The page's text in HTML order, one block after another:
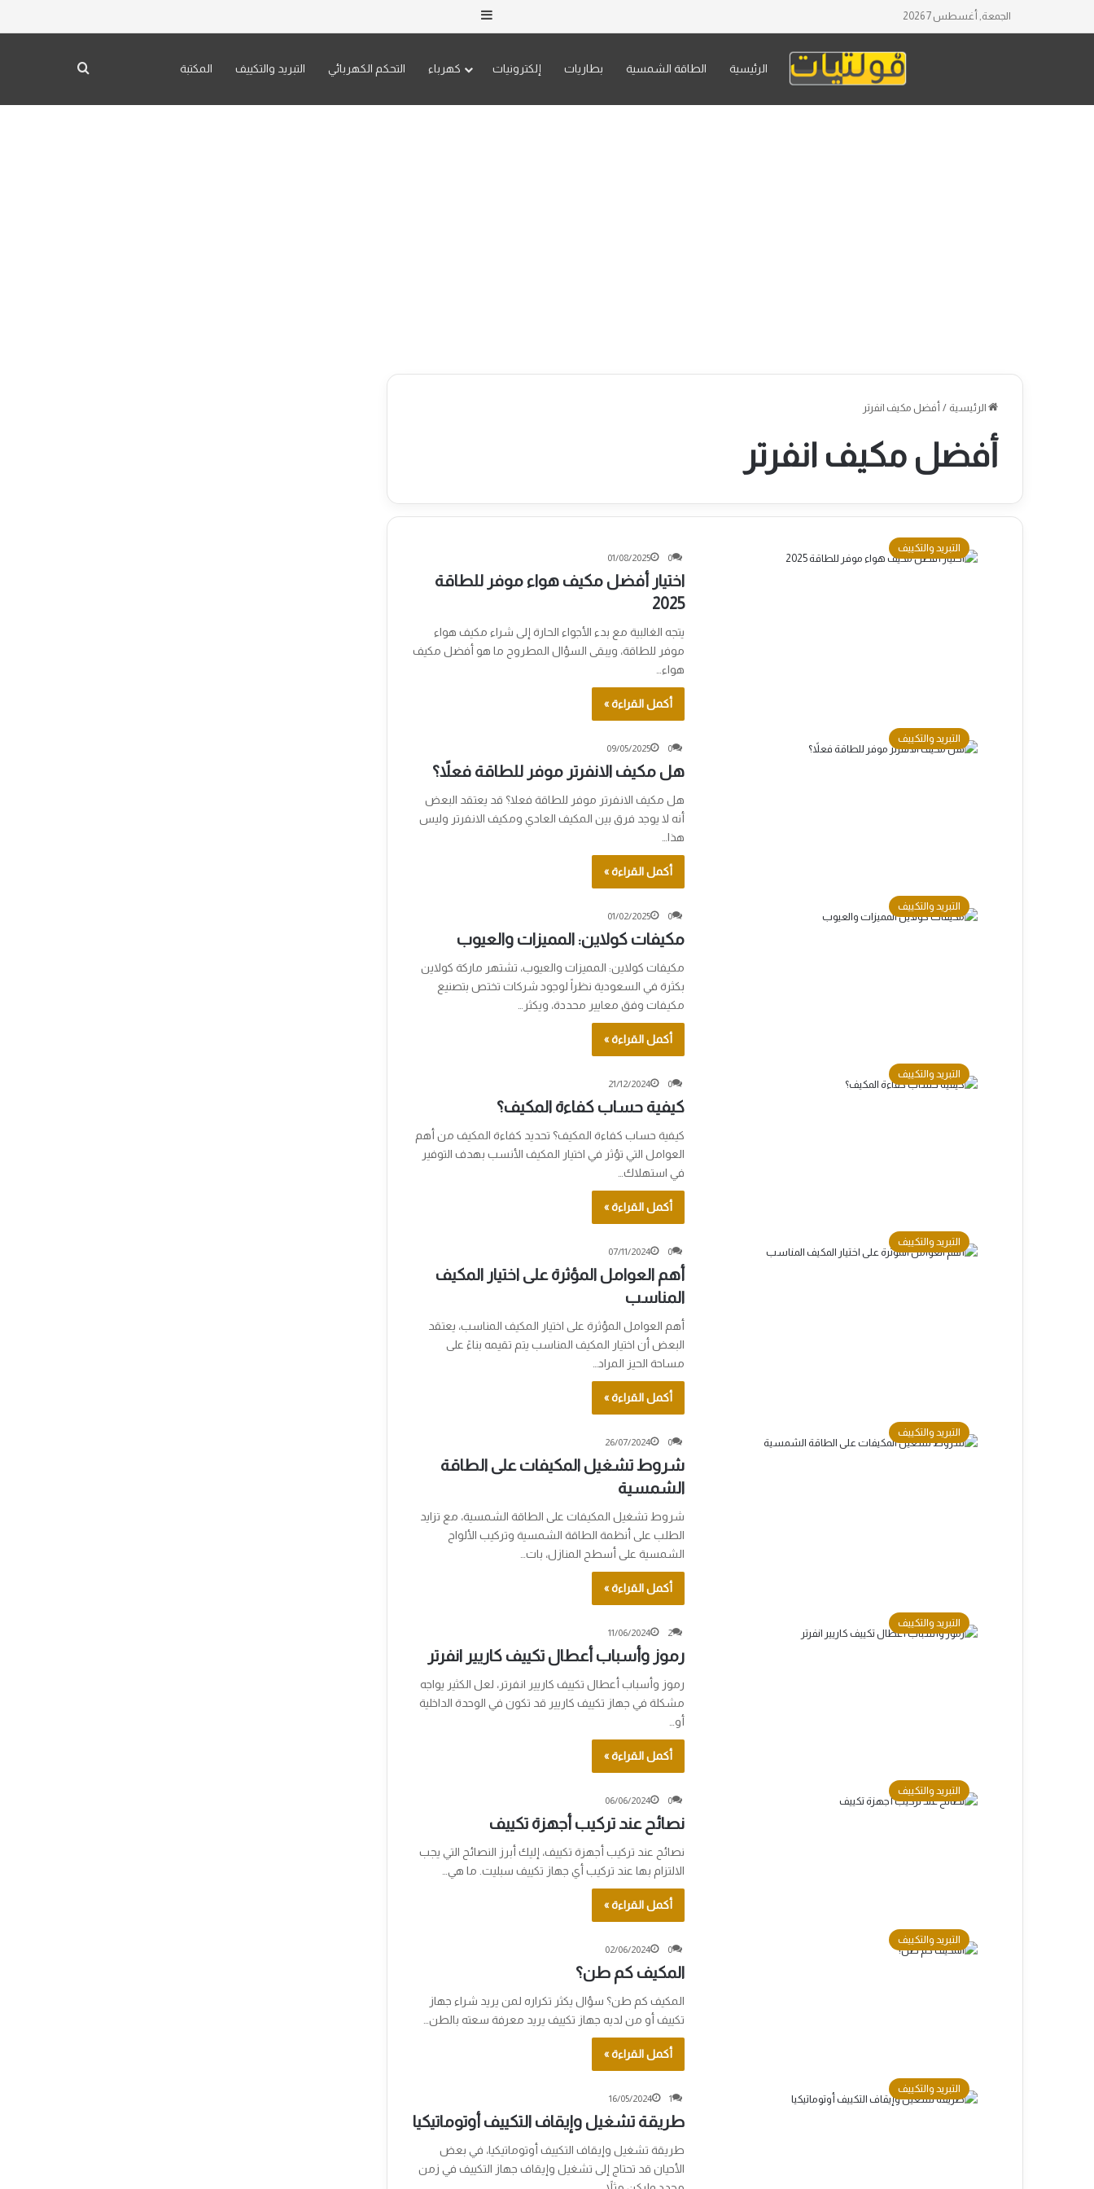
الجمعة, أغسطس 7 2026
الرئيسية الطاقة الشمسية بطاريات إلكترونيات كهرباء التحكم الكهربائي التبريد والتكييف المكتبة
الرئيسية / أفضل مكيف انفرتر
أفضل مكيف انفرتر
التبريد والتكييف
01/08/2025 0
اختيار أفضل مكيف هواء موفر للطاقة
2025
يتجه الغالبية مع بدء الأجواء الحارة إلى شراء مكيف هواء
موفر للطاقة، ويبقى السؤال المطروح ما هو أفضل مكيف
هواء…
أكمل القراءة »
التبريد والتكييف
09/05/2025 0
هل مكيف الانفرتر موفر للطاقة فعلاً؟
هل مكيف الانفرتر موفر للطاقة فعلا؟ قد يعتقد البعض
أنه لا يوجد فرق بين المكيف العادي ومكيف الانفرتر وليس
هذا…
أكمل القراءة »
التبريد والتكييف
01/02/2025 0
مكيفات كولاين: المميزات والعيوب
مكيفات كولاين: المميزات والعيوب، تشتهر ماركة كولاين
بكثرة في السعودية نظراً لوجود شركات تختص بتصنيع
مكيفات وفق معايير محددة، ويكثر…
أكمل القراءة »
التبريد والتكييف
21/12/2024 0
كيفية حساب كفاءة المكيف؟
كيفية حساب كفاءة المكيف؟ تحديد كفاءة المكيف من أهم
العوامل التي تؤثر في اختيار المكيف الأنسب بهدف التوفير
في استهلاك…
أكمل القراءة »
التبريد والتكييف
07/11/2024 0
أهم العوامل المؤثرة على اختيار المكيف
المناسب
أهم العوامل المؤثرة على اختيار المكيف المناسب، يعتقد
البعض أن اختيار المكيف المناسب يتم تقيمه بناءً على
مساحة الحيز المراد…
أكمل القراءة »
التبريد والتكييف
26/07/2024 0
شروط تشغيل المكيفات على الطاقة
الشمسية
شروط تشغيل المكيفات على الطاقة الشمسية، مع تزايد
الطلب على أنظمة الطاقة الشمسية وتركيب الألواح
الشمسية على أسطح المنازل، بات…
أكمل القراءة »
التبريد والتكييف
11/06/2024 2
رموز وأسباب أعطال تكييف كاريير انفرتر
رموز وأسباب أعطال تكييف كاريير انفرتر، لعل الكثير يواجه
مشكلة في جهاز تكييف كاريير قد تكون في الوحدة الداخلية
أو…
أكمل القراءة »
التبريد والتكييف
06/06/2024 0
نصائح عند تركيب أجهزة تكييف
نصائح عند تركيب أجهزة تكييف، إليك أبرز النصائح التي يجب
الالتزام بها عند تركيب أي جهاز تكييف سبليت. ما هي…
أكمل القراءة »
التبريد والتكييف
02/06/2024 0
المكيف كم طن؟
المكيف كم طن؟ سؤال يكثر تكراره لمن يريد شراء جهاز
تكييف أو من لديه جهاز تكييف يريد معرفة سعته بالطن…
أكمل القراءة »
التبريد والتكييف
16/05/2024 1
طريقة تشغيل وإيقاف التكييف أوتوماتيكيا
طريقة تشغيل وإيقاف التكييف أوتوماتيكيا، في بعض
الأحيان قد تحتاج إلى تشغيل وإيقاف جهاز التكييف في زمن